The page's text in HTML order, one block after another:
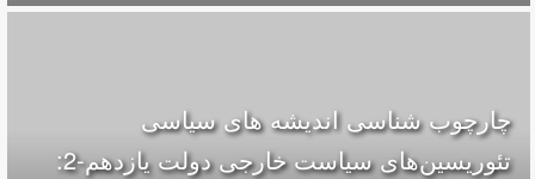
چارچوب شناسی اندیشه های سیاسی
تئوریسین‌های سیاست خارجی دولت یازدهم-2: